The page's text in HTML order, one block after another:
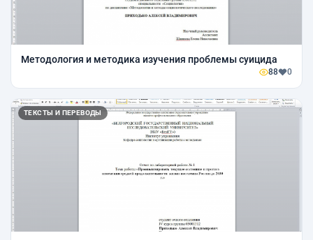
Методология и методика изучения проблемы суицида
88 0
ТЕКСТЫ И ПЕРЕВОДЫ